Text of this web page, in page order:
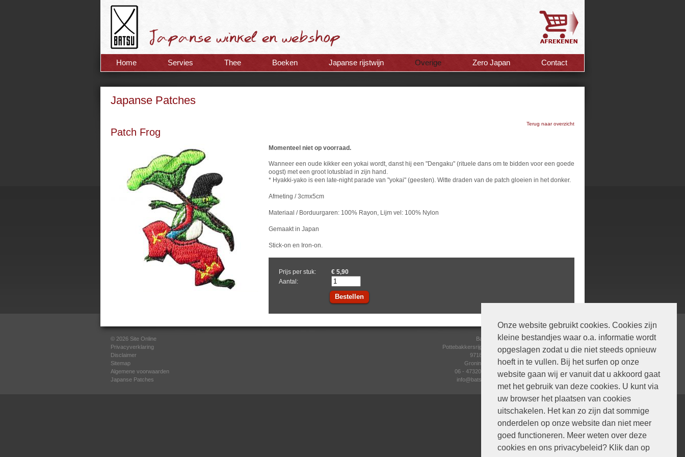
Onze website gebruikt cookies. Cookies zijn
kleine bestandjes waar o.a. informatie wordt
opgeslagen zodat u die niet steeds opnieuw
hoeft in te vullen. Bij het surfen op onze
website gaan wij er vanuit dat u akkoord gaat
met het gebruik van deze cookies. U kunt via
uw browser het plaatsen van cookies
uitschakelen. Het kan zo zijn dat sommige
onderdelen op onze website dan niet meer
goed functioneren. Meer weten over deze
cookies en ons privacybeleid? Klik dan op
Home Servies Thee Boeken Japanse rijstwijn Overige Zero Japan Contact
Japanse Patches
Terug naar overzicht
Patch Frog
Momenteel niet op voorraad.
Wanneer een oude kikker een yokai wordt, danst hij een "Dengaku" (rituele dans om te bidden voor een goede
oogst) met een groot lotusblad in zijn hand.
* Hyakki-yako is een late-night parade van "yokai" (geesten). Witte draden van de patch gloeien in het donker.
Afmeting / 3cmx5cm
Materiaal / Borduurgaren: 100% Rayon, Lijm vel: 100% Nylon
Gemaakt in Japan
Stick-on en Iron-on.
Prijs per stuk:
€ 5,90
Aantal:
Bestellen
© 2026 Site Online
Privacyverklaring
Disclaimer
Sitemap
Algemene voorwaarden
Japanse Patches
Batsu
Pottebakkersrijge 4
9718 AE
Groningen
06 - 47320056
info@batsu.nl